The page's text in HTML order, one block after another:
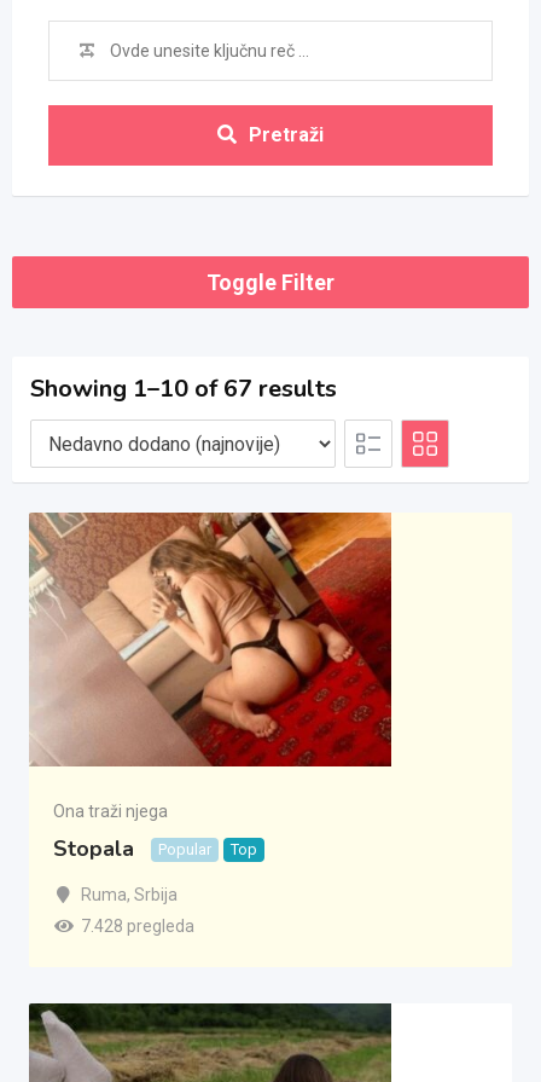
Pretraži
Toggle Filter
Showing 1–10 of 67 results
Ona traži njega
Stopala Popular Top
Ruma, Srbija
7.428 pregleda